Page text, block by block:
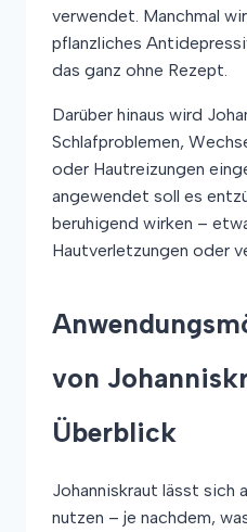
verwendet. Manchmal
pflanzliches
das ganz ohne Rezept.
Darüber hinaus wird
Schlafproblemen,
oder Hautreizungen
angewendet soll es
beruhigend wirken –
Hautverletzungen oder
von
Überblick
Johanniskraut lässt sich
nutzen – je nachdem,